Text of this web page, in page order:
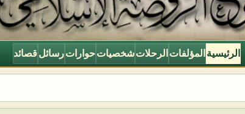
الرئيسية المؤلفات الرحلات شخصيات حوارات رسائل قصائد